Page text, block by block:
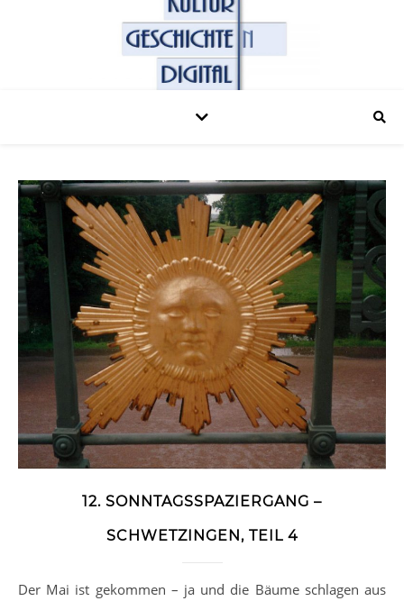
12. SONNTAGSSPAZIERGANG –
SCHWETZINGEN, TEIL 4
Der Mai ist gekommen – ja und die Bäume schlagen aus